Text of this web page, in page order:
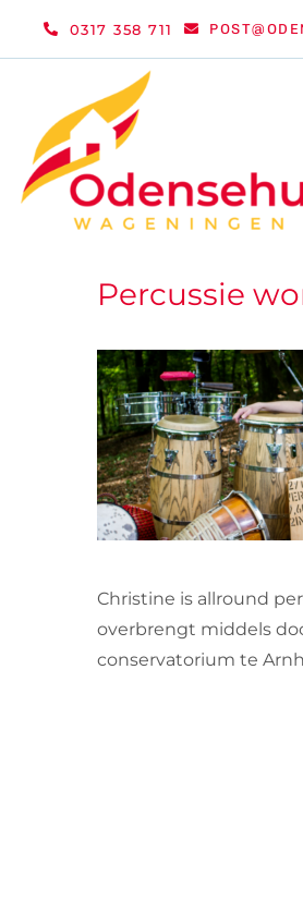
0317 358 711
Percussie
Christine is allround
overbrengt middels
conservatorium te